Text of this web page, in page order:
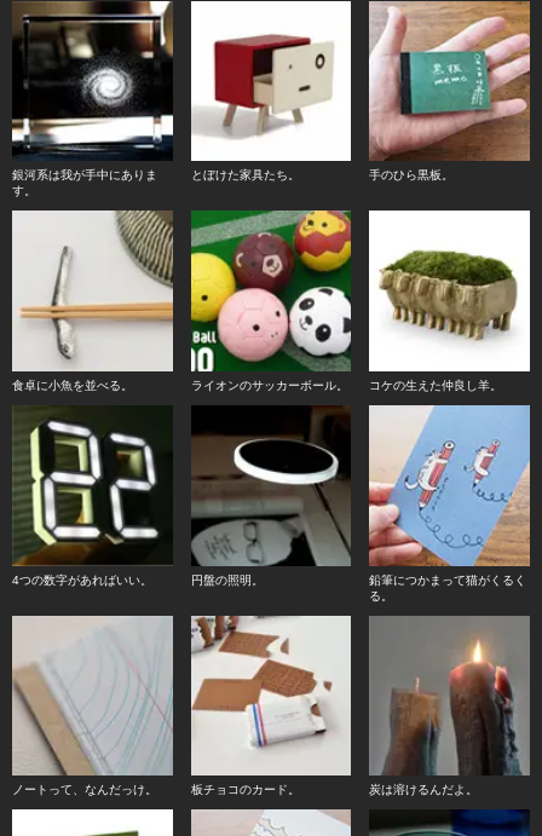
銀河系は我が手中にありま
す。
とぼけた家具たち。 手のひら黒板。
食卓に小魚を並べる。 ライオンのサッカーボール。 コケの生えた仲良し羊。
4つの数字があればいい。 円盤の照明。
鉛筆につかまって猫がくるく
る。
ノートって、なんだっけ。 板チョコのカード。 炭は溶けるんだよ。